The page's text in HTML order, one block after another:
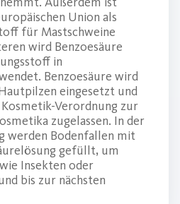
Union als
für Mastschweine
wird Benzoesäure
in
Benzoesäure wird
eingesetzt und
Verordnung zur
zugelassen. In der
werden Bodenfallen mit
gefüllt, um
Insekten oder
bis zur nächsten